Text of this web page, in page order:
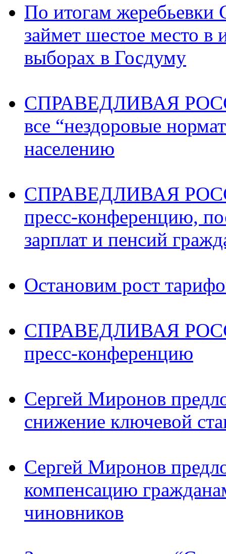
По итогам
займет шестое место в
выборах в Госдуму
СПРАВЕДЛИВАЯ
все “нездоровые
населению
СПРАВЕДЛИВАЯ
пресс-конференцию,
зарплат и пенсий
Остановим рост
СПРАВЕДЛИВАЯ
пресс-конференцию
Сергей Миронов
снижение ключевой
Сергей Миронов
компенсацию
чиновников